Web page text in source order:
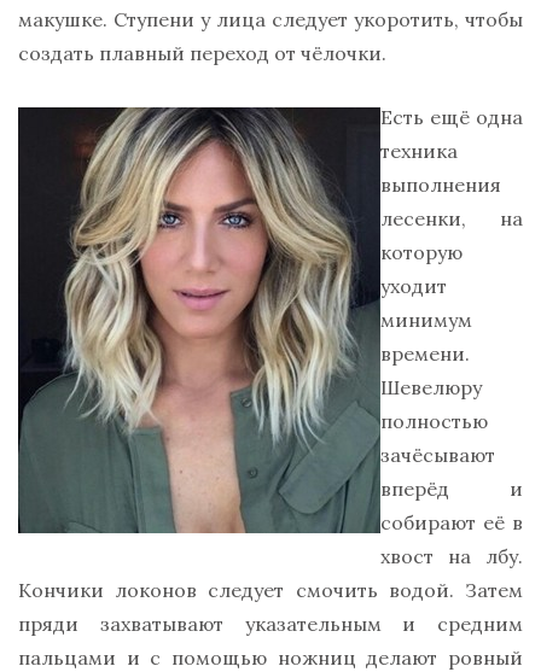
макушке. Ступени у лица следует укоротить, чтобы
создать плавный переход от чёлочки.
Есть ещё одна
техника
выполнения
лесенки, на
которую
уходит
минимум
времени.
Шевелюру
полностью
зачёсывают
вперёд и
собирают её в
хвост на лбу.
Кончики локонов следует смочить водой. Затем
пряди захватывают указательным и средним
пальцами и с помощью ножниц делают ровный